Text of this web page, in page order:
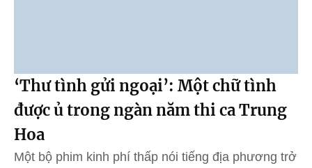
‘Thư tình gửi ngoại’: Một chữ tình
được ủ trong ngàn năm thi ca Trung
Hoa
Một bộ phim kinh phí thấp nói tiếng địa phương trở